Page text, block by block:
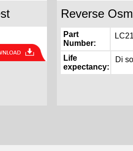
la
Reverse
Part
Number
Life
expectancy
Di